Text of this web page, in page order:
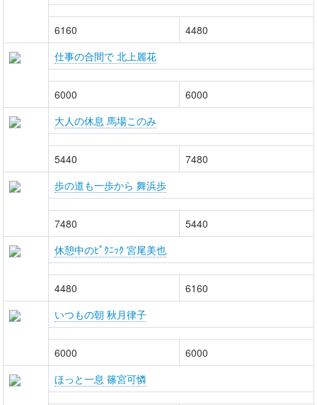
6160
4480
仕事の合間で 北上麗花
6000
6000
大人の休息 馬場このみ
5440
7480
歩の道も一歩から 舞浜歩
7480
5440
休憩中のﾋﾟｸﾆｯｸ 宮尾美也
4480
6160
いつもの朝 秋月律子
6000
6000
ほっと一息 篠宮可憐